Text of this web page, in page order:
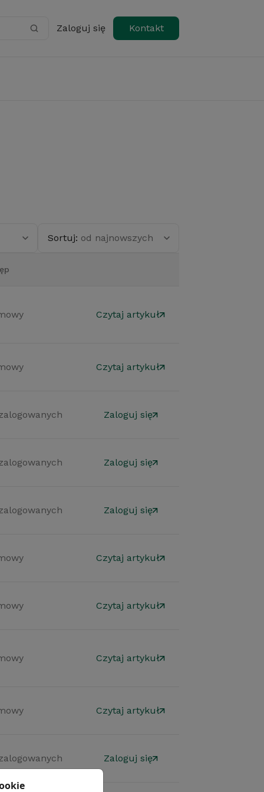
Zaloguj się Kontakt
Sortuj: od najnowszych
Czytaj artykuł
Czytaj artykuł
Zaloguj się
Zaloguj się
Zaloguj się
Czytaj artykuł
Czytaj artykuł
Czytaj artykuł
Czytaj artykuł
Zaloguj się